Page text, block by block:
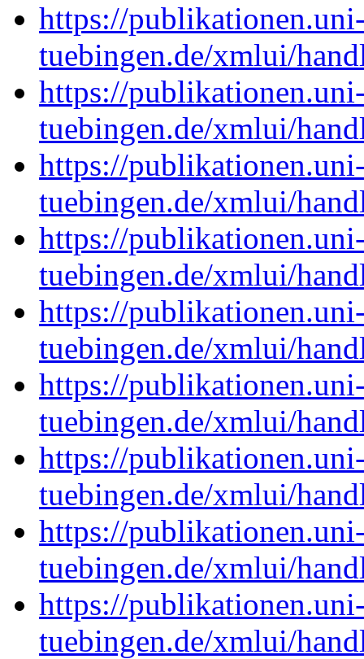
https://
tuebingen.de/xmlui/
https://
tuebingen.de/xmlui/
https://
tuebingen.de/xmlui/
https://
tuebingen.de/xmlui/
https://
tuebingen.de/xmlui/
https://
tuebingen.de/xmlui/
https://
tuebingen.de/xmlui/
https://
tuebingen.de/xmlui/
https://
tuebingen.de/xmlui/